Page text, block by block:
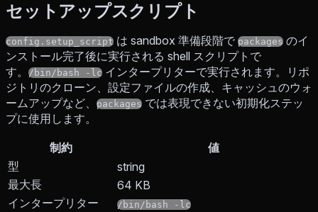
セットアップスクリプト
config.setup_script は sandbox 準備段階で packages のイ
ンストール完了後に実行される shell スクリプトで
す。
/bin/bash -lc インタープリターで実行されます。リポ
ジトリのクローン、設定ファイルの作成、キャッシュのウォ
ームアップなど、
packages では表現できない初期化ステッ
プに使用します。
制約
値
型
string
最大長
64 KB
インタープリター
/bin/bash -lc